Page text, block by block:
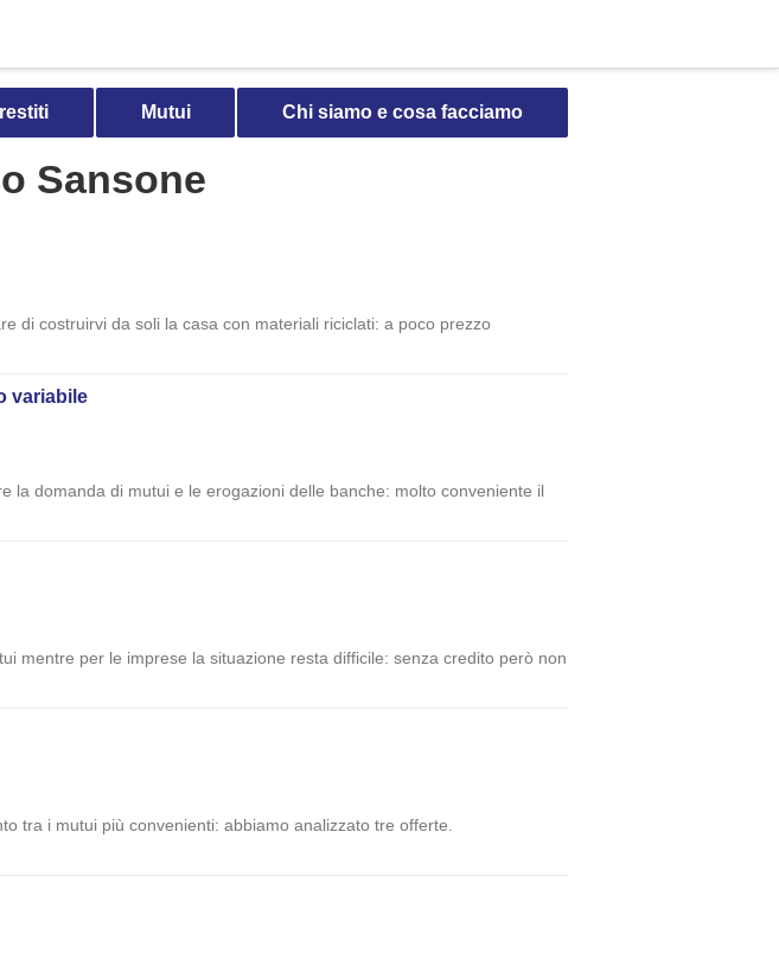
Mutui Chi siamo e cosa facciamo
Sansone
di costruirvi da soli la casa con materiali riciclati: a poco prezzo
variabile
la domanda di mutui e le erogazioni delle banche: molto conveniente il
mentre per le imprese la situazione resta difficile: senza credito però non
tra i mutui più convenienti: abbiamo analizzato tre offerte.